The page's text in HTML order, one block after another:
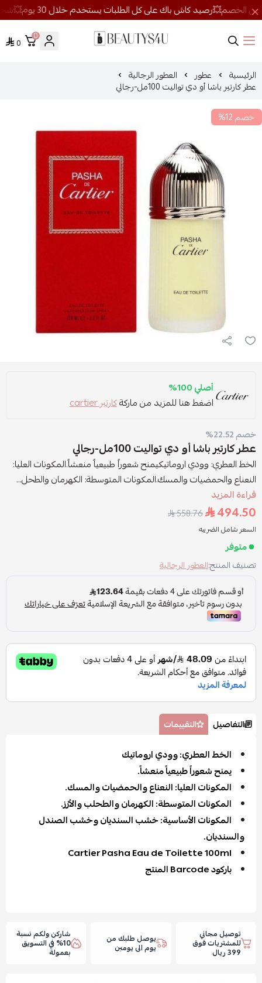
روائح الجمال
0
0
الرئيسية عطور العطور الرجالية
عطر كارتير باشا أو دي تواليت 100مل-رجالي
خصم 12%
أصلي 100%
اضغط هنا للمزيد من ماركةكارتير cartier
خصم 22.52%
عطر كارتير باشا أو دي تواليت 100مل-رجالي
الخط العطري: وودي اروماتيكيمنح شعوراً طبيعياً منعشاً.المكونات العليا:
النعناع والحمضيات والمسك.المكونات المتوسطة: الكهرمان والطحل...
قراءة المزيد
494.50
558.76
السعر شامل الضريبه
متوفر
تصنيف المنتج:العطور الرجالية
التفاصيل التقييمات
الخط العطري: وودي اروماتيك
يمنح شعوراً طبيعياً منعشاً.
المكونات العليا: النعناع والحمضيات والمسك.
المكونات المتوسطة: الكهرمان والطحلب والأرْز.
المكونات الأساسية: خشب السنديان وخشب الصندل
والسنديان.
Cartier Pasha Eau de Toilette 100ml
باركود Barcode المنتج
توصيل مجاني
للمشتريات فوق
399 ريال
يوصل طلبك من
يوم الى يومين
شاركن ولكم نسبة
10% في التسويق
بعمولة